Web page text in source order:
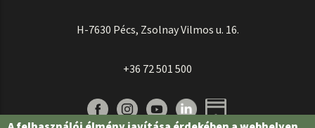
H-7630 Pécs, Zsolnay Vilmos u. 16.
+36 72 501 500